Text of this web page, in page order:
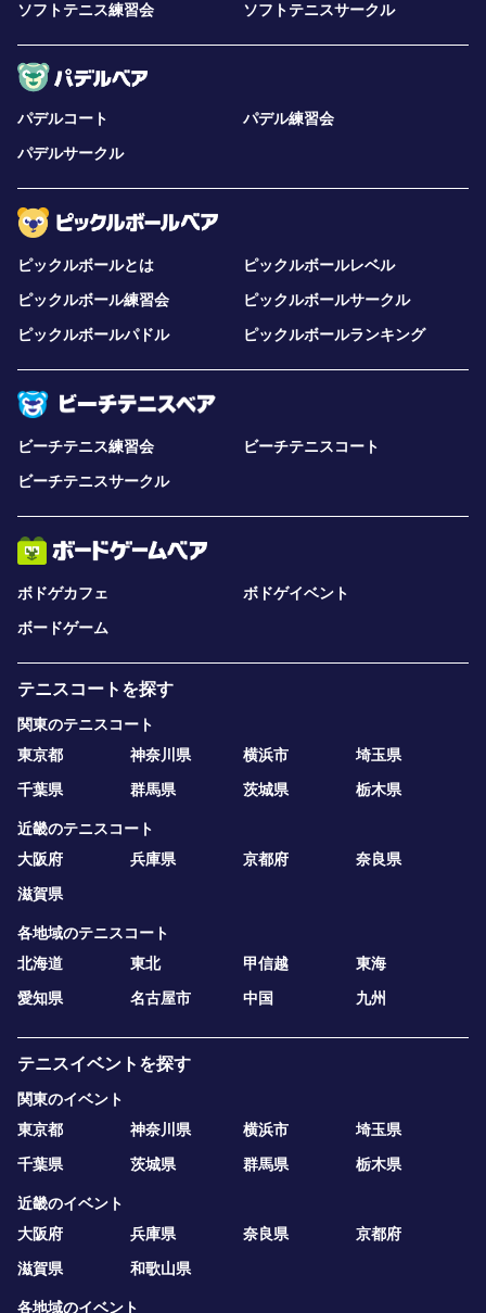
ソフトテニス練習会 ソフトテニスサークル
パデルコート
パデル練習会
パデルサークル
ピックルボールとは
ピックルボールレベル
ピックルボール練習会
ピックルボールサークル
ピックルボールパドル
ピックルボールランキング
ビーチテニス練習会
ビーチテニスコート
ビーチテニスサークル
ボドゲカフェ
ボドゲイベント
ボードゲーム
テニスコートを探す
関東のテニスコート
東京都
神奈川県 横浜市
埼玉県
千葉県
群馬県 茨城県 栃木県
近畿のテニスコート
大阪府
兵庫県 京都府
奈良県
滋賀県
各地域のテニスコート
北海道
東北 甲信越
東海
愛知県
名古屋市 中国 九州
テニスイベントを探す
関東のイベント
東京都
神奈川県 横浜市
埼玉県
千葉県
茨城県 群馬県 栃木県
近畿のイベント
大阪府
兵庫県 奈良県
京都府
滋賀県
和歌山県
各地域のイベント